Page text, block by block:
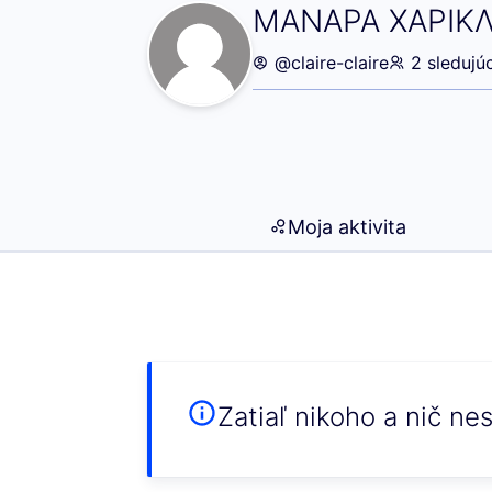
ΜΑΝΑΡΑ
Sledujete
@claire-claire 2
Moja aktivita
Zatiaľ nikoho a nič